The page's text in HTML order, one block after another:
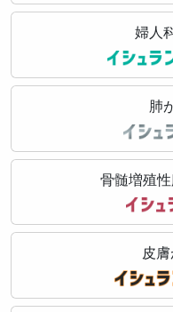
婦人
肺
骨髄増殖
皮